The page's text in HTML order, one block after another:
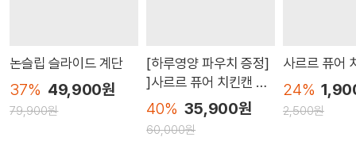
논슬립 슬라이드 계단
37% 49,900원
79,900원
[하루영양 파우치 증정]
]사르르 퓨어 치킨캔 3
종 24P(맛별 8캔, 총24
40% 35,900원
60,000원
사르르 퓨어
24%
2,500원
강아지 | 고양이
고양이
반려동물 크기
3~5kg
시원하고 푹신푹신 부드러워서 강쥐가 바로 적응 완료~! 만족합니
다!!